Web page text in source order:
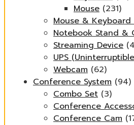
Mouse (231)
Mouse & Keyboard
Notebook Stand &
Streaming Device
UPS
Webcam (62)
Conference System (94)
Combo Set (3)
Conference
Conference Cam